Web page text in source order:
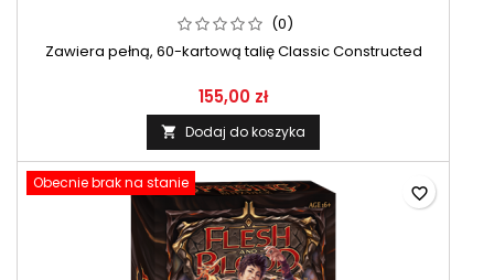
(0)
Zawiera pełną, 60-kartową talię Classic Constructed
155,00 zł
 Dodaj do koszyka
Obecnie brak na stanie
favorite_border